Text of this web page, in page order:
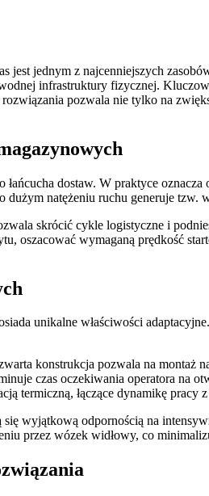
jednym z najcenniejszych
infrastruktury fizycznej.
pozwala nie tylko na
dostaw. W praktyce
natężeniu ruchu generuje tzw.
skrócić cykle logistyczne i
oszacować wymaganą prędkość
unikalne właściwości
konstrukcja pozwala na montaż
czas oczekiwania operatora
termiczną, łączące dynamikę pracy
wyjątkową odpornością na
przez wózek widłowy, co